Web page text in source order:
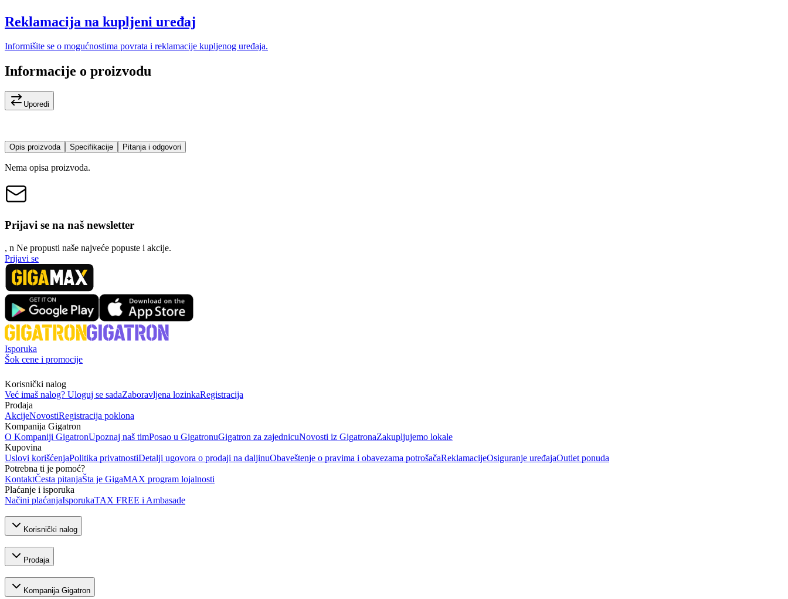
Reklamacija na kupljeni uređaj
Informišite se o mogućnostima povrata i reklamacije kupljenog uređaja.
Informacije o proizvodu
Uporedi
Opis proizvoda Specifikacije Pitanja i odgovori
Nema opisa proizvoda.
Prijavi se na naš newsletter
, n Ne propusti naše najveće popuste i akcije.
Prijavi se
Isporuka
Šok cene i promocije
Korisnički nalog
Već imaš nalog? Uloguj se sadaZaboravljena lozinkaRegistracija
Prodaja
AkcijeNovostiRegistracija poklona
Kompanija Gigatron
O Kompaniji GigatronUpoznaj naš timPosao u GigatronuGigatron za zajednicuNovosti iz GigatronaZakupljujemo lokale
Kupovina
Uslovi korišćenjaPolitika privatnostiDetalji ugovora o prodaji na daljinuObaveštenje o pravima i obavezama potrošačaReklamacijeOsiguranje uređajaOutlet ponuda
Potrebna ti je pomoć?
KontaktČesta pitanjaŠta je GigaMAX program lojalnosti
Plaćanje i isporuka
Načini plaćanjaIsporukaTAX FREE i Ambasade
Korisnički nalog
Prodaja
Kompanija Gigatron